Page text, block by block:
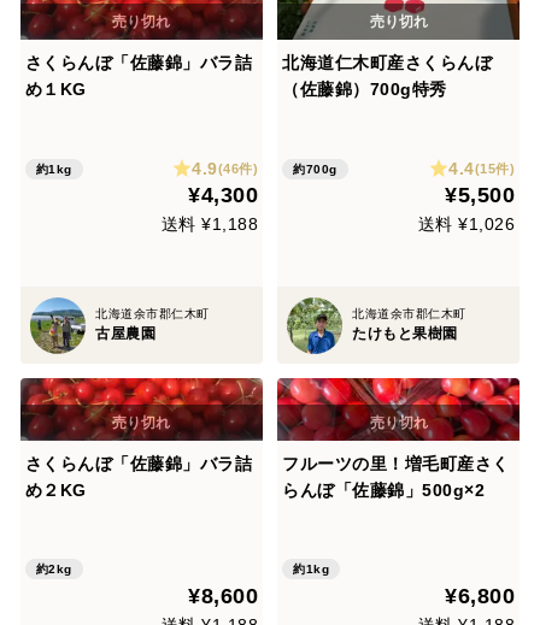
さくらんぼ「佐藤錦」バラ詰
め１KG
約1kg 4.9(46件)
¥4,300
送料 ¥1,188
北海道余市郡仁木町
古屋農園
北海道仁木町産さくらんぼ
（佐藤錦）700g特秀
約700g 4.4(15件)
¥5,500
送料 ¥1,026
北海道余市郡仁木町
たけもと果樹園
さくらんぼ「佐藤錦」バラ詰
め２KG
約2kg
¥8,600
フルーツの里！増毛町産さく
らんぼ「佐藤錦」500g×2
約1kg
¥6,800